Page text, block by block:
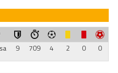
9 709 4 2 0 0